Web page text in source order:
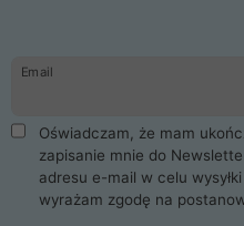
Email
Oświadczam, że mam
zapisanie mnie do
adresu e-mail w celu
wyrażam zgodę na